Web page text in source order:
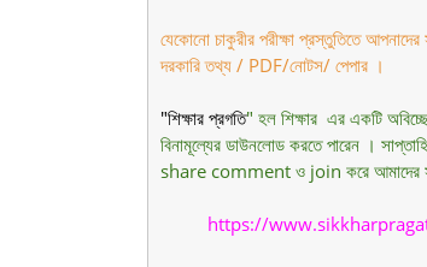
যেকোনো চাকুরীর পরীক্ষা প্রস্তুতিতে
দরকারি তথ্য / PDF/নোটস/ পেপার ।
"শিক্ষার প্রগতি" হল শিক্ষার এর একটি
বিনামূল্যের ডাউনলোড করতে পারেন ।
share comment ও join করে আমাদের
https://